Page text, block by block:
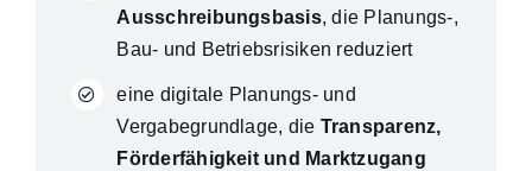
Ausschreibungsbasis, die Planungs-,
Bau- und Betriebsrisiken reduziert
eine digitale Planungs- und
Vergabegrundlage, die Transparenz,
Förderfähigkeit und Marktzugang